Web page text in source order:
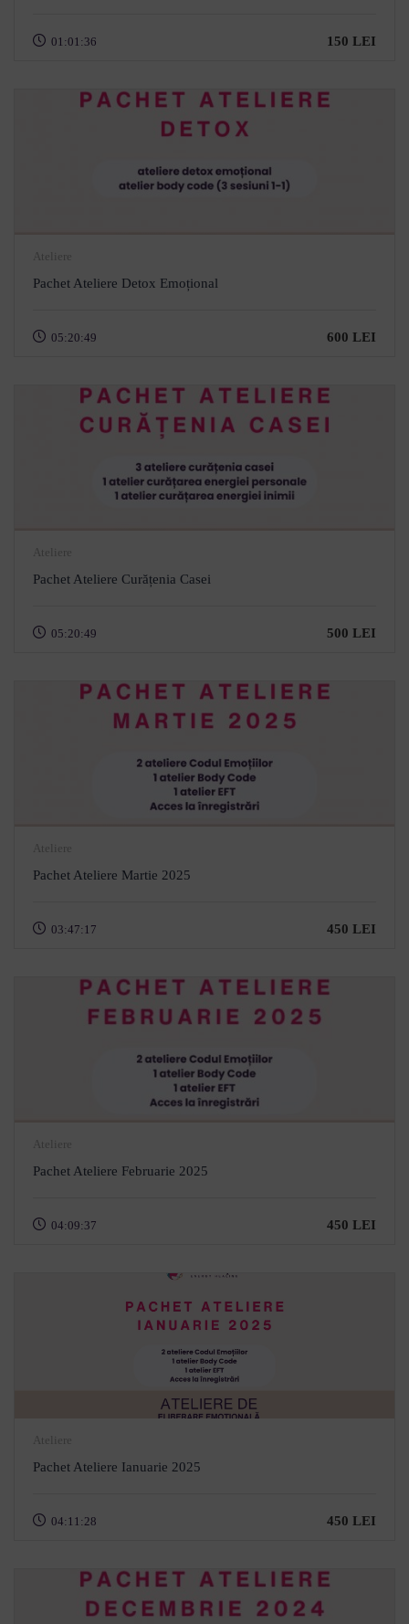
01:01:36 150 LEI
Ateliere
Pachet Ateliere Detox Emoțional
05:20:49 600 LEI
Ateliere
Pachet Ateliere Curățenia Casei
05:20:49 500 LEI
Ateliere
Pachet Ateliere Martie 2025
03:47:17 450 LEI
Ateliere
Pachet Ateliere Februarie 2025
04:09:37 450 LEI
Ateliere
Pachet Ateliere Ianuarie 2025
04:11:28 450 LEI